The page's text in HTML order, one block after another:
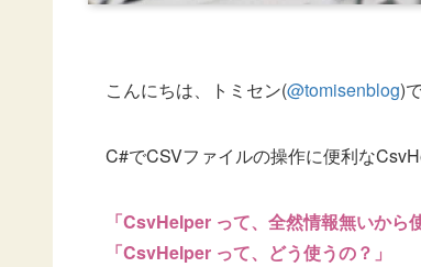
こんにちは、トミセン(@tomisenblog)
C#でCSVファイルの操作に便利な
「CsvHelper って、全然情報無いから
「CsvHelper って、どう使うの？」